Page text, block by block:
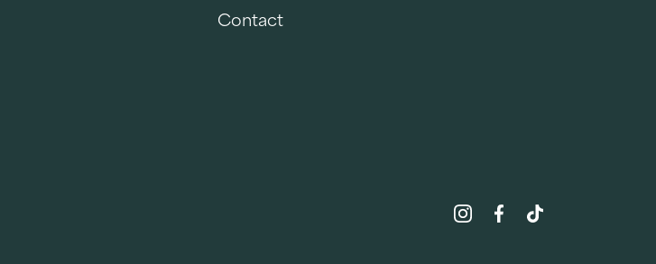
Contact